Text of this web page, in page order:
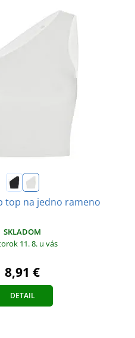
top na jedno rameno
SKLADOM
11. 8. u vás
8,91 €
DETAIL